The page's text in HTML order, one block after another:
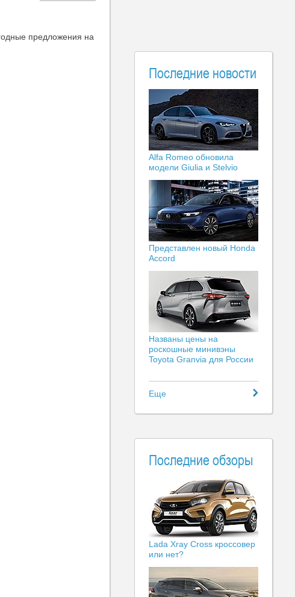
Последние новости
Alfa Romeo обновила
модели Giulia и Stelvio
Представлен новый Honda
Accord
Названы цены на
роскошные минивэны
Toyota Granvia для России
Еще
Последние обзоры
Lada Xray Cross кроссовер
или нет?
предложения на